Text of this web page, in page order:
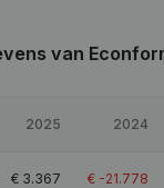
van
2025 2024
€ 3.367 € -21.778